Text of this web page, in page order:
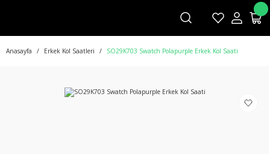
Anasayfa Erkek Kol Saatleri SO29K703 Swatch Polapurple Erkek Kol Saati